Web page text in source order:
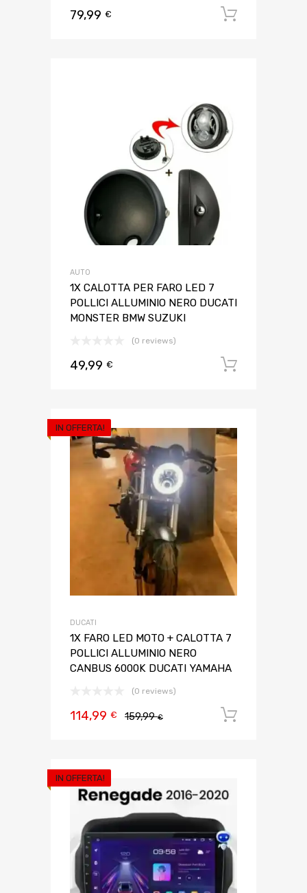
79,99 €
AUTO
1X CALOTTA PER FARO LED 7
POLLICI ALLUMINIO NERO DUCATI
MONSTER BMW SUZUKI
(0 reviews)
49,99 €
IN OFFERTA!
DUCATI
1X FARO LED MOTO + CALOTTA 7
POLLICI ALLUMINIO NERO
CANBUS 6000K DUCATI YAMAHA
(0 reviews)
159,99€
114,99 €
IN OFFERTA!